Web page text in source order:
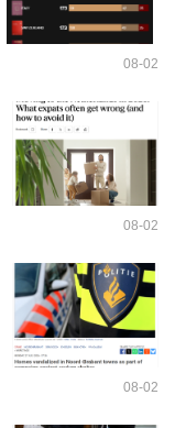
08-02
08-02
08-02